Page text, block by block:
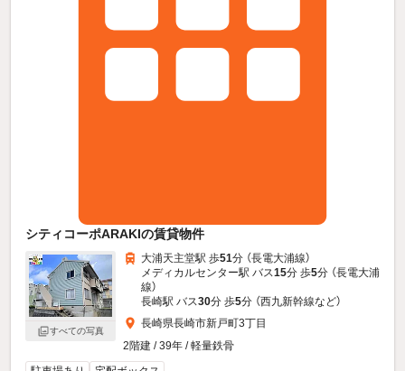
シティコーポARAKIの賃貸物件
すべての写真
大浦天主堂駅 歩51分 （長電大浦線）
メディカルセンター駅 バス15分 歩5分 （長電大浦
線）
長崎駅 バス30分 歩5分 （西九新幹線など）
長崎県長崎市新戸町3丁目
2階建 / 39年 / 軽量鉄骨